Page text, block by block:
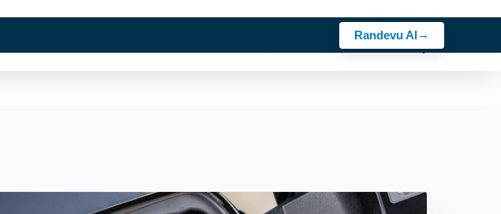
Randevu Al
Bosch Ürünler İletişim